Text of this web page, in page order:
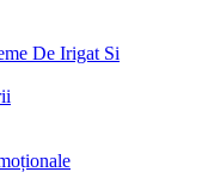
De Irigat Si